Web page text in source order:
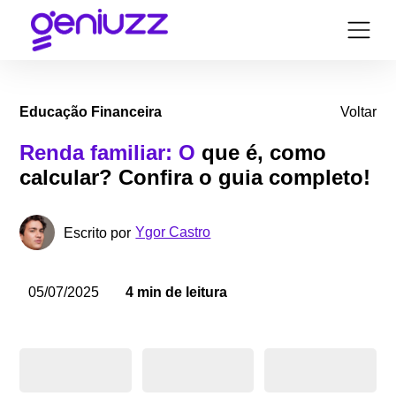
Educação Financeira Voltar
Renda familiar: O que é, como
calcular? Confira o guia completo!
Escrito por Ygor Castro
05/07/2025 4 min de leitura